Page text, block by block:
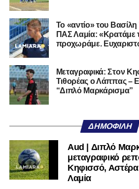
της Serie D στην Ιταλία, όπως οι
Cilento και Castrovillari, έχοντας
ποδοσφαιρική του διαδρομή από
Τον καλωσορίζουμε στην οικογένεια
του ευχόμαστε υγεία και επιτυχίες.»
Ακολουθήστε τοlamiara.grστο
μαθαίνετε πρώτοι τα κυανόλευκα νέα
Twitterκαι στο
μαθαίνετε σε χρόνο dt όλα τα νέα.
Το «αντίο» του
ΠΑΣ Λαμία: «Κρατάμε
προχωράμε.
Μεταγραφικά: Στον
Τιθορέας ο Λάππας –
“Διπλό Μαρκάρισμα”
ΔΗΜΟΦΙΛΉ
Aud | Διπλό
μεταγραφικό
Κηφισσό,
Λαμία